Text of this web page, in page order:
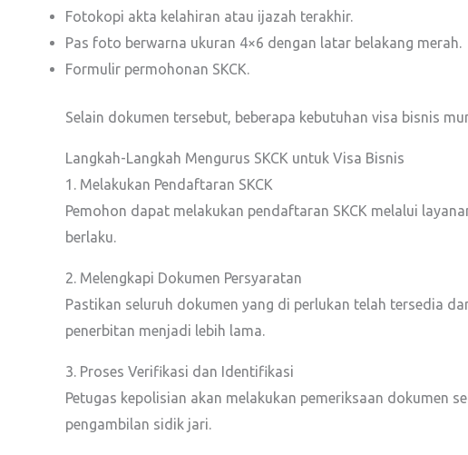
Fotokopi akta kelahiran atau ijazah terakhir.
Pas foto berwarna ukuran 4×6 dengan latar belakang merah.
Formulir permohonan SKCK.
Selain dokumen tersebut, beberapa kebutuhan visa bisnis
Langkah-Langkah Mengurus SKCK untuk Visa Bisnis
1. Melakukan Pendaftaran SKCK
Pemohon dapat melakukan pendaftaran SKCK melalui
berlaku.
2. Melengkapi Dokumen Persyaratan
Pastikan seluruh dokumen yang di perlukan telah tersedia
penerbitan menjadi lebih lama.
3. Proses Verifikasi dan Identifikasi
Petugas kepolisian akan melakukan pemeriksaan dokumen
pengambilan sidik jari.